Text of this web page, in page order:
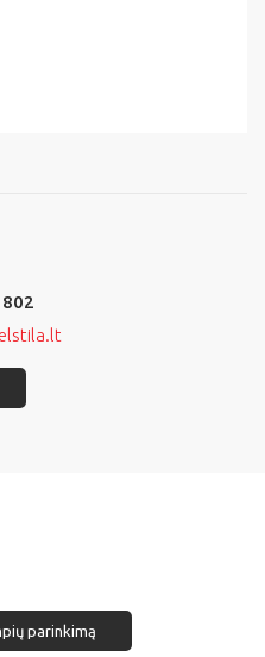
parinkimą